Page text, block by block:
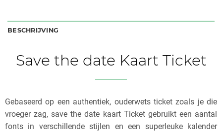
BESCHRIJVING
Save the date Kaart Ticket
Gebaseerd op een authentiek, ouderwets ticket zoals je die
vroeger zag, save the date kaart Ticket gebruikt een aantal
fonts in verschillende stijlen en een superleuke kalender